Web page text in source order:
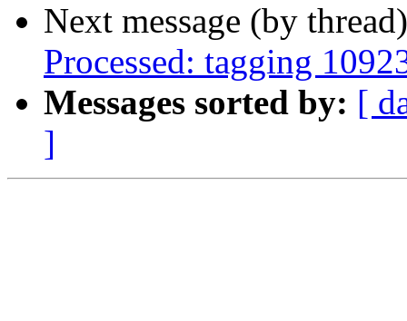
Next message (by
Processed: tagging
Messages sorted by: [
]